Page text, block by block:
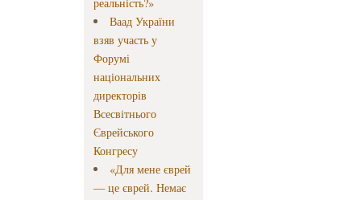
Ваад України
взяв участь у
Форумі
національних
директорів
Всесвітнього
Єврейського
Конгресу
«Для мене єврей
— це єврей. Немає